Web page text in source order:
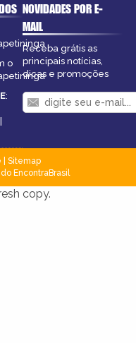
o
:
|
NOVIDADES POR E-
MAIL
Receba grátis as
principais notícias,
dicas e promoções
Sitemap
EncontraBrasil
copy.